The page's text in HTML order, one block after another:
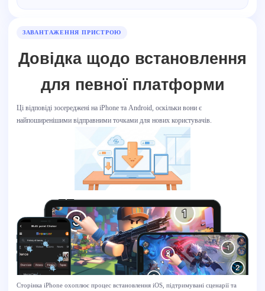
ЗАВАНТАЖЕННЯ ПРИСТРОЮ
Довідка щодо встановлення
для певної платформи
Ці відповіді зосереджені на iPhone та Android, оскільки вони є
найпоширенішими відправними точками для нових користувачів.
Сторінка iPhone охоплює процес встановлення iOS, підтримувані сценарії та